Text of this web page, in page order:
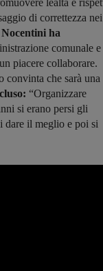
lealtà e
di correttezza nei
Nocentini ha
comunale e
piacere collaborare.
convinta che sarà una
“Organizzare
si erano persi gli
dare il meglio e poi si